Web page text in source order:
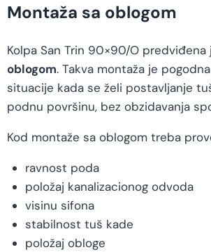
Montaža sa oblogom
Kolpa San Trin 90×90/O predviđena
oblogom. Takva montaža je
situacije kada se želi postavljanje
podnu površinu, bez obzidavanja
Kod montaže sa oblogom treba
ravnost poda
položaj kanalizacionog odvoda
visinu sifona
stabilnost tuš kade
položaj obloge